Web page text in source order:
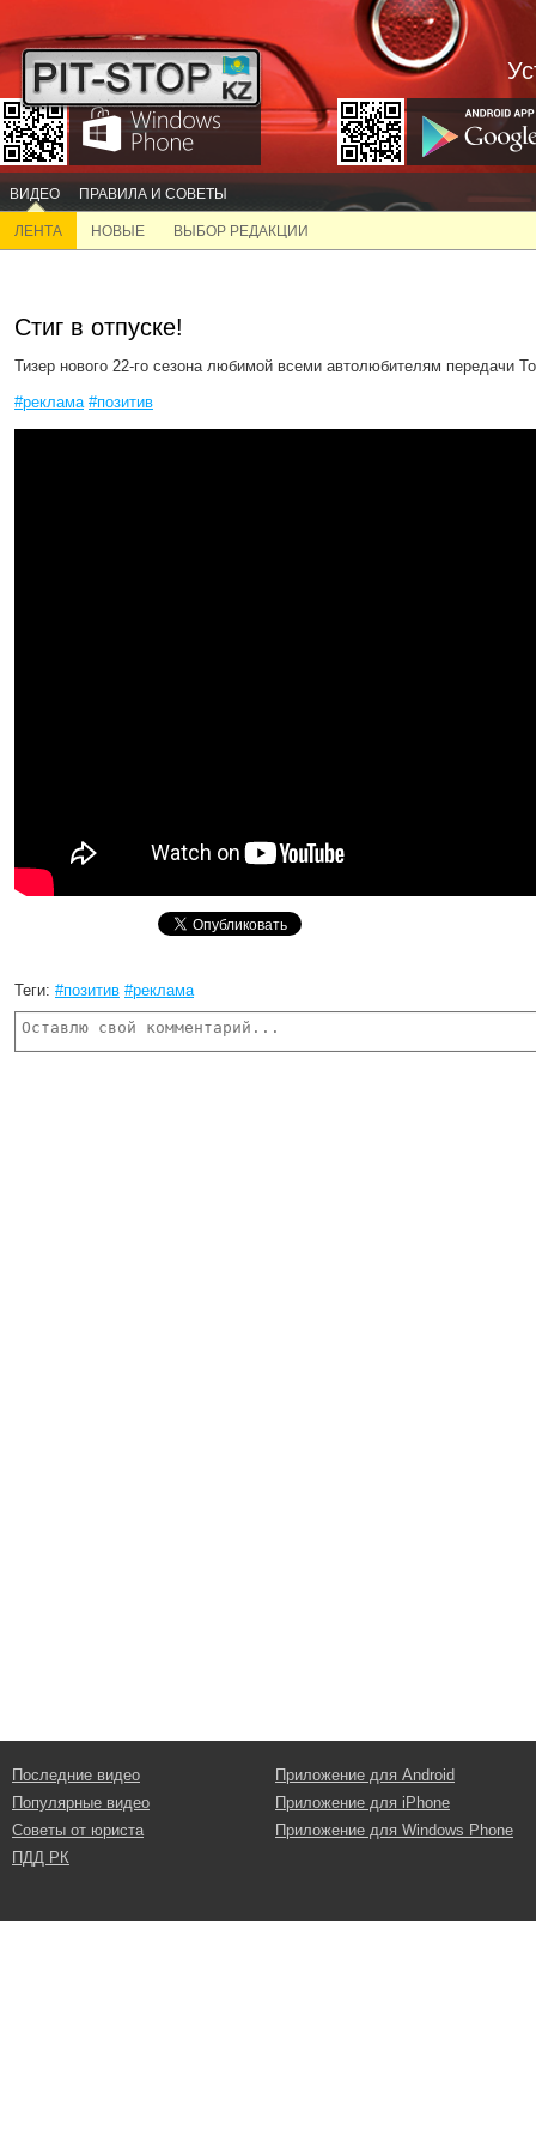
ВИДЕО ПРАВИЛА И СОВЕТЫ
ЛЕНТА НОВЫЕ ВЫБОР РЕДАКЦИИ
Стиг в отпуске!
Тизер нового 22-го сезона любимой всеми автолюбителям передачи
#реклама #позитив
Теги: #позитив #реклама
Последние видео
Популярные видео
Советы от юриста
ПДД РК
Приложение для Android
Приложение для iPhone
Приложение для Windows Phone